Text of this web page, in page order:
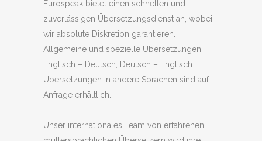
Eurospeak bietet einen schnellen und
zuverlässigen Übersetzungsdienst an, wobei
wir absolute Diskretion garantieren.
Allgemeine und spezielle Übersetzungen:
Englisch – Deutsch, Deutsch – Englisch.
Übersetzungen in andere Sprachen sind auf
Anfrage erhältlich.
Unser internationales Team von erfahrenen,